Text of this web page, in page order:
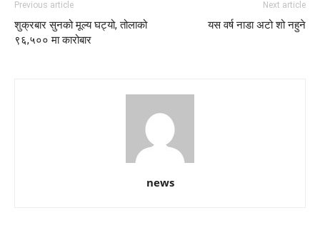
Previous article
शुक्रबार सुनको मूल्य घट्यो, तोलाको
९६,५०० मा कारोबार
Next article
यस वर्ष नाडा अटो शो नहुने
news